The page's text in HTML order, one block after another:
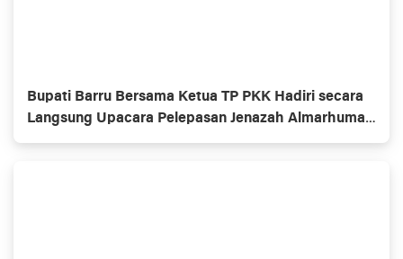
Bupati Barru Bersama Ketua TP PKK Hadiri secara
Langsung Upacara Pelepasan Jenazah Almarhumah
dr. Hj. Andi Nikmawati